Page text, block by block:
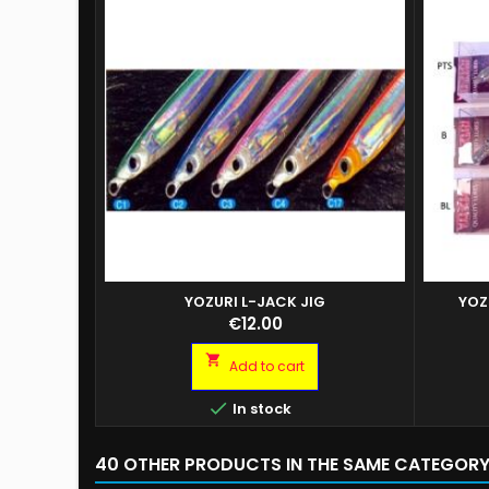
YOZURI L-JACK JIG
YOZURI L-JACK JIG 18GR C3 YOZURI L-JACK
JIG 40GR C2 YOZURI L-JACK JIG 60GR C1
YOZURI L-JACK JIG 60GR C3
Price
€12.00
 Add to cart
 In stock
40 OTHER PRODUCTS IN THE SAME